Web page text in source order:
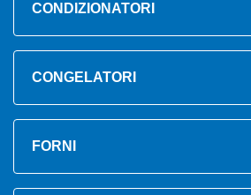
CONDIZIONATORI
CONGELATORI
FORNI